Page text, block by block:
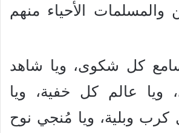
والمسلمات الأحياء منهم
سامع كل شكوى، ويا شاهد
ويا عالم كل خفية، ويا
وبلية، ويا مُنجي نوح